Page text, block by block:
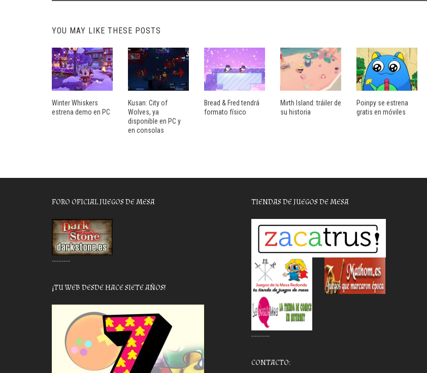
YOU MAY LIKE THESE POSTS
Winter Whiskers
estrena demo en PC
Kusan: City of
Wolves, ya
disponible en PC y
en consolas
Bread & Fred tendrá
formato físico
Mirth Island: tráiler de
su historia
Poinpy se estrena
gratis en móviles
FORO OFICIAL JUEGOS DE MESA
………..
¡TU WEB DESDE HACE SIETE AÑOS!
TIENDAS DE JUEGOS DE MESA
………..
CONTACTO: